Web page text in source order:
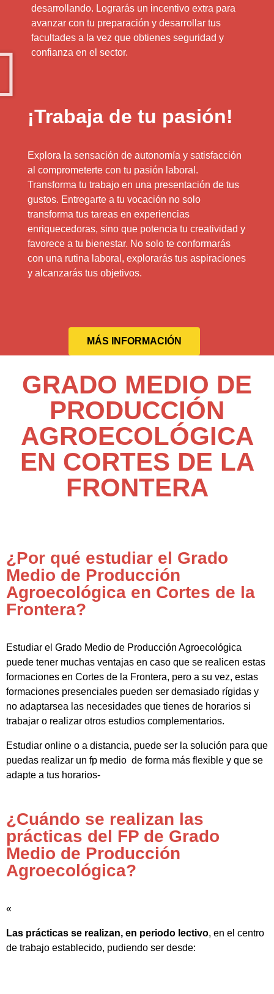
desarrollando. Lograrás un incentivo extra para
avanzar con tu preparación y desarrollar tus
facultades a la vez que obtienes seguridad y
confianza en el sector.
¡Trabaja de tu pasión!
Explora la sensación de autonomía y satisfacción
al comprometerte con tu pasión laboral.
Transforma tu trabajo en una presentación de tus
gustos. Entregarte a tu vocación no solo
transforma tus tareas en experiencias
enriquecedoras, sino que potencia tu creatividad y
favorece a tu bienestar. No solo te conformarás
con una rutina laboral, explorarás tus aspiraciones
y alcanzarás tus objetivos.
MÁS INFORMACIÓN
GRADO MEDIO DE
PRODUCCIÓN
AGROECOLÓGICA
EN CORTES DE LA
FRONTERA
¿Por qué estudiar el Grado
Medio de Producción
Agroecológica en Cortes de la
Frontera?
Estudiar el Grado Medio de Producción Agroecológica
puede tener muchas ventajas en caso que se realicen estas
formaciones en Cortes de la Frontera, pero a su vez, estas
formaciones presenciales pueden ser demasiado rígidas y
no adaptarsea las necesidades que tienes de horarios si
trabajar o realizar otros estudios complementarios.
Estudiar online o a distancia, puede ser la solución para que
puedas realizar un fp medio de forma más flexible y que se
adapte a tus horarios-
¿Cuándo se realizan las
prácticas del FP de Grado
Medio de Producción
Agroecológica?
«
Las prácticas se realizan, en periodo lectivo, en el centro
de trabajo establecido, pudiendo ser desde: